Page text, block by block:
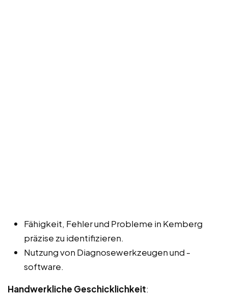
Fähigkeit, Fehler und Probleme in Kemberg
präzise zu identifizieren.
Nutzung von Diagnosewerkzeugen und -
software.
Handwerkliche Geschicklichkeit: